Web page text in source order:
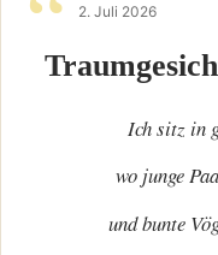
2. Juli 2026
Ich sitz in
wo junge
und bunte